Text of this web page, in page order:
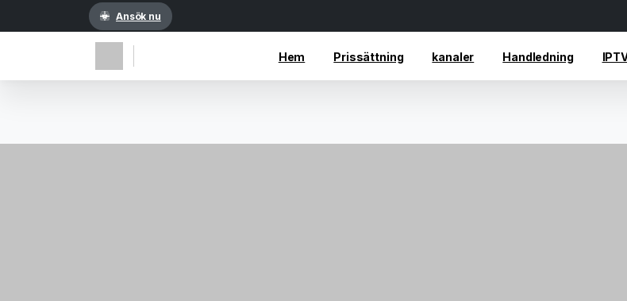
Ansök nu
Hem Prissättning kanaler Handledning